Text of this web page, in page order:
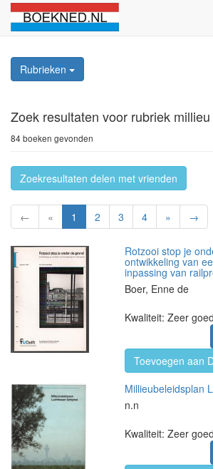
Rubrieken
Zoek resultaten voor rubriek millieu
84 boeken gevonden
Zoekresultaten delen met vrienden
← « 1 2 3 4 » →
Rotzooi stop je
ontwikkeling van
inpassing van
Boer, Enne de
Kwaliteit: Zeer goed
Toevoegen aan
Millieubeleidsplan
n.n
Kwaliteit: Zeer goed